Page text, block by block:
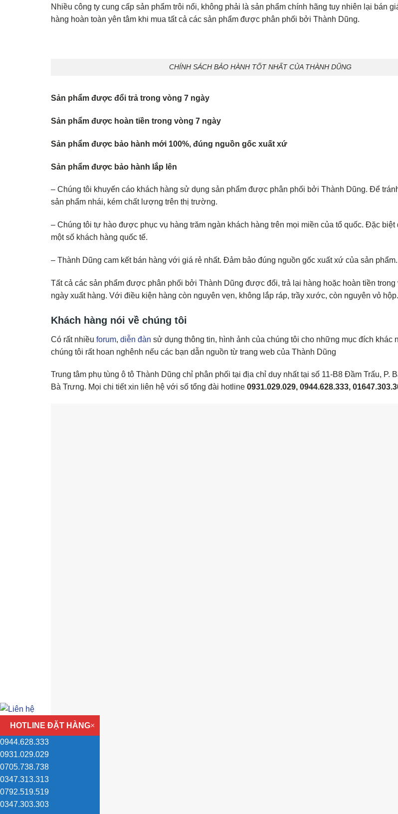
Nhiều công ty cung cấp sản phẩm trôi nổi, không phải là sản phẩm chính hãng tuy nhiên lại bán
hàng hoàn toàn yên tâm khi mua tất cả các sản phẩm được phân phối bởi Thành Dũng.
CHÍNH SÁCH BẢO HÀNH TỐT NHẤT CỦA THÀNH DŨNG
Sản phẩm được đổi trả trong vòng 7 ngày
Sản phẩm được hoàn tiền trong vòng 7 ngày
Sản phẩm được bảo hành mới 100%, đúng nguồn gốc xuất xứ
Sản phẩm được bảo hành lắp lên
– Chúng tôi khuyến cáo khách hàng sử dụng sản phẩm được phân phối bởi Thành Dũng. Để
sản phẩm nhái, kém chất lượng trên thị trường.
– Chúng tôi tự hào được phục vụ hàng trăm ngàn khách hàng trên mọi miền của tổ quốc. Đặc
một số khách hàng quốc tế.
– Thành Dũng cam kết bán hàng với giá rẻ nhất. Đảm bảo đúng nguồn gốc xuất xứ của sản phẩm.
Tất cả các sản phẩm được phân phối bởi Thành Dũng được đổi, trả lại hàng hoặc hoàn tiền trong
ngày xuất hàng. Với điều kiện hàng còn nguyên vẹn, không lắp ráp, trầy xước, còn nguyên vỏ hộp.
Khách hàng nói về chúng tôi
Có rất nhiều forum, diễn đàn sử dụng thông tin, hình ảnh của chúng tôi cho những mục đích khác
chúng tôi rất hoan nghênh nếu các bạn dẫn nguồn từ trang web của Thành Dũng
Trung tâm phụ tùng ô tô Thành Dũng chỉ phân phối tại địa chỉ duy nhất tại số 11-B8 Đầm Trấu, P.
Bà Trưng. Mọi chi tiết xin liên hệ với số tổng đài hotline 0931.029.029, 0944.628.333,
HOTLINE ĐẶT HÀNG×
0944.628.333
0931.029.029
0705.738.738
0347.313.313
0792.519.519
0347.303.303